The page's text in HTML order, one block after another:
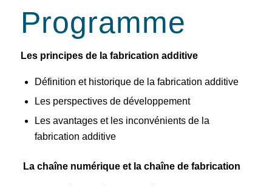
Programme
Les principes de la fabrication additive
Définition et historique de la fabrication additive
Les perspectives de développement
Les avantages et les inconvénients de la
fabrication additive
La chaîne numérique et la chaîne de fabrication